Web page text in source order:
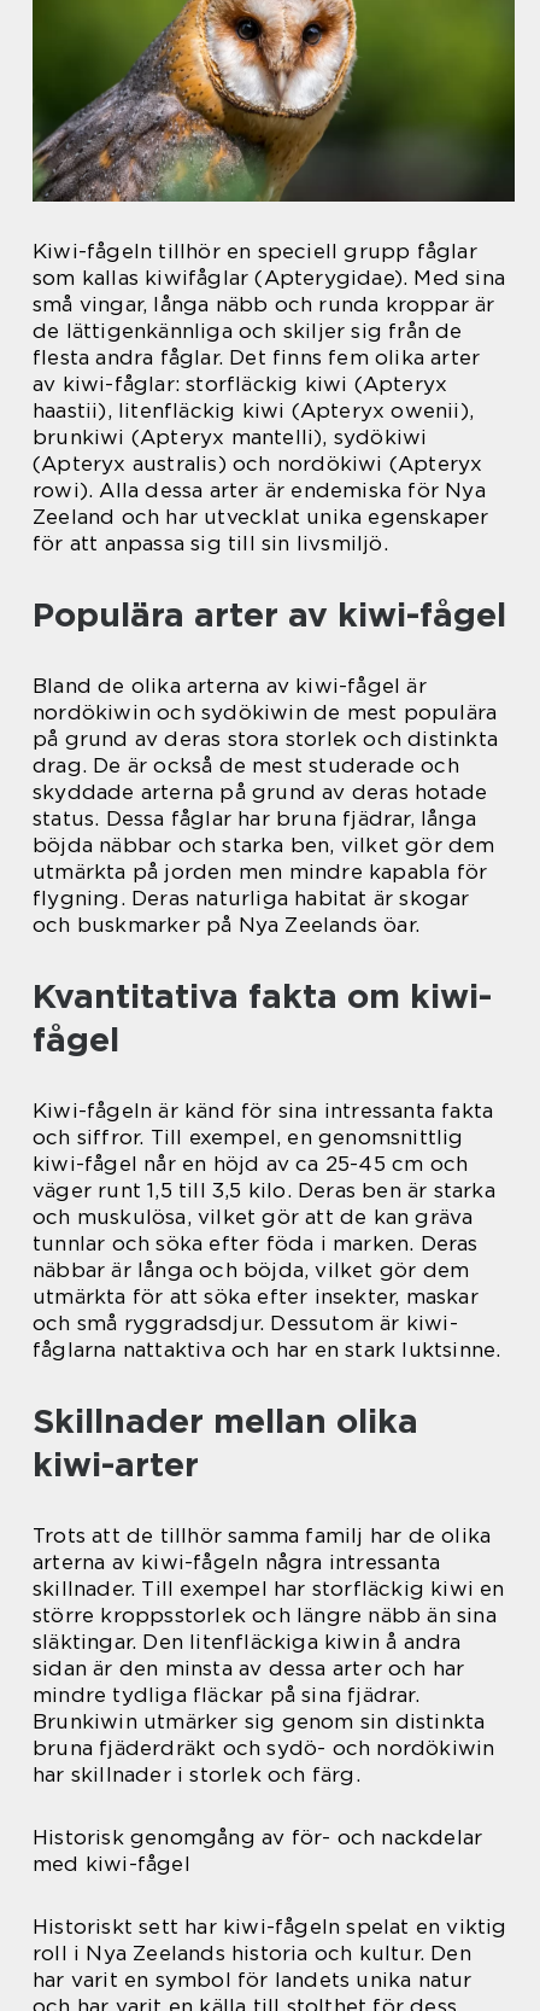
Kiwi-fågeln tillhör en speciell grupp fåglar
som kallas kiwifåglar (Apterygidae). Med sina
små vingar, långa näbb och runda kroppar är
de lättigenkännliga och skiljer sig från de
flesta andra fåglar. Det finns fem olika arter
av kiwi-fåglar: storfläckig kiwi (Apteryx
haastii), litenfläckig kiwi (Apteryx owenii),
brunkiwi (Apteryx mantelli), sydökiwi
(Apteryx australis) och nordökiwi (Apteryx
rowi). Alla dessa arter är endemiska för Nya
Zeeland och har utvecklat unika egenskaper
för att anpassa sig till sin livsmiljö.
Populära arter av kiwi-fågel
Bland de olika arterna av kiwi-fågel är
nordökiwin och sydökiwin de mest populära
på grund av deras stora storlek och distinkta
drag. De är också de mest studerade och
skyddade arterna på grund av deras hotade
status. Dessa fåglar har bruna fjädrar, långa
böjda näbbar och starka ben, vilket gör dem
utmärkta på jorden men mindre kapabla för
flygning. Deras naturliga habitat är skogar
och buskmarker på Nya Zeelands öar.
Kvantitativa fakta om kiwi-
fågel
Kiwi-fågeln är känd för sina intressanta fakta
och siffror. Till exempel, en genomsnittlig
kiwi-fågel når en höjd av ca 25-45 cm och
väger runt 1,5 till 3,5 kilo. Deras ben är starka
och muskulösa, vilket gör att de kan gräva
tunnlar och söka efter föda i marken. Deras
näbbar är långa och böjda, vilket gör dem
utmärkta för att söka efter insekter, maskar
och små ryggradsdjur. Dessutom är kiwi-
fåglarna nattaktiva och har en stark luktsinne.
Skillnader mellan olika
kiwi-arter
Trots att de tillhör samma familj har de olika
arterna av kiwi-fågeln några intressanta
skillnader. Till exempel har storfläckig kiwi en
större kroppsstorlek och längre näbb än sina
släktingar. Den litenfläckiga kiwin å andra
sidan är den minsta av dessa arter och har
mindre tydliga fläckar på sina fjädrar.
Brunkiwin utmärker sig genom sin distinkta
bruna fjäderdräkt och sydö- och nordökiwin
har skillnader i storlek och färg.
Historisk genomgång av för- och nackdelar
med kiwi-fågel
Historiskt sett har kiwi-fågeln spelat en viktig
roll i Nya Zeelands historia och kultur. Den
har varit en symbol för landets unika natur
och har varit en källa till stolthet för dess